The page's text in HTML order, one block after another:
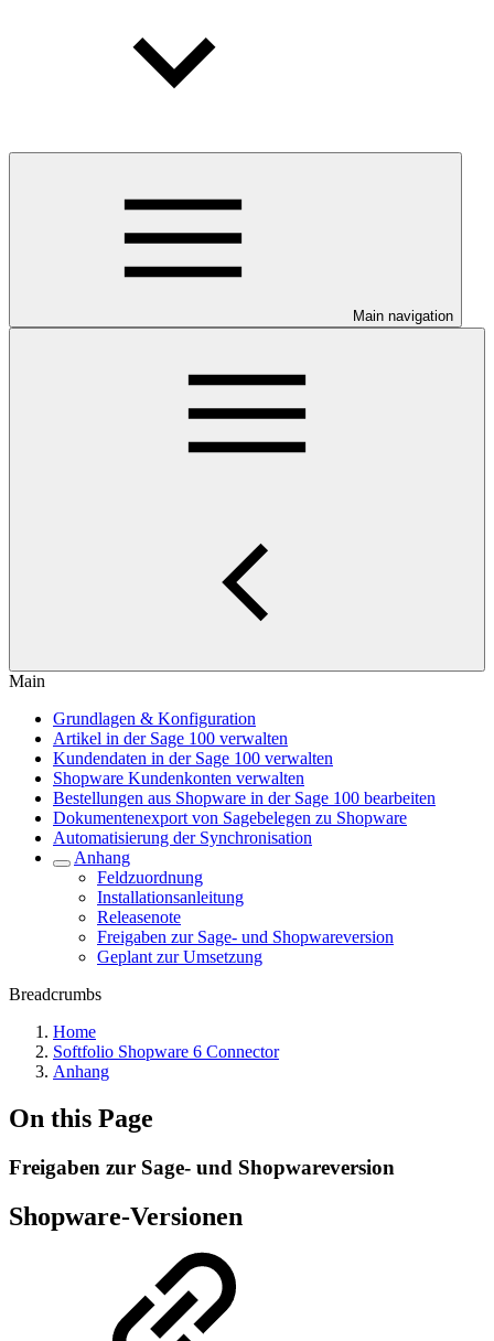
Main navigation
Main
Grundlagen & Konfiguration
Artikel in der Sage 100 verwalten
Kundendaten in der Sage 100 verwalten
Shopware Kundenkonten verwalten
Bestellungen aus Shopware in der Sage 100 bearbeiten
Dokumentenexport von Sagebelegen zu Shopware
Automatisierung der Synchronisation
Anhang
Feldzuordnung
Installationsanleitung
Releasenote
Freigaben zur Sage- und Shopwareversion
Geplant zur Umsetzung
Breadcrumbs
Home
Softfolio Shopware 6 Connector
Anhang
On this Page
Freigaben zur Sage- und Shopwareversion
Shopware-Versionen